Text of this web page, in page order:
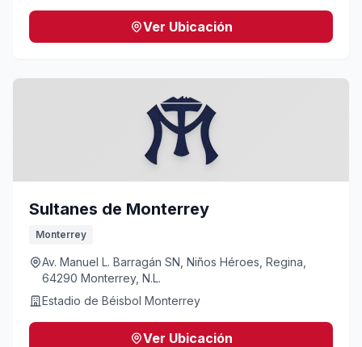
Ver Ubicación
Sultanes de Monterrey
Monterrey
Av. Manuel L. Barragán SN, Niños Héroes, Regina,
64290 Monterrey, N.L.
Estadio de Béisbol Monterrey
Ver Ubicación